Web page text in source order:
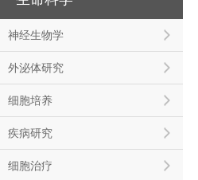
神经生物学
外泌体研究
细胞培养
疾病研究
细胞治疗